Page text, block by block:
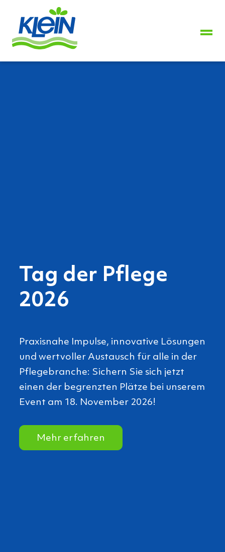
2739
Nachhaltigkeit
beginnt im Alltag
ObHygienepapier, Reinigungschemie
oder Entsorgung: Viele
nachhaltigkeitsrelevante
Entscheidungen fallen im täglichen
Betrieb.
Wir zeigen Ihnen, wie Sie mit der
richtigen Produktwahl